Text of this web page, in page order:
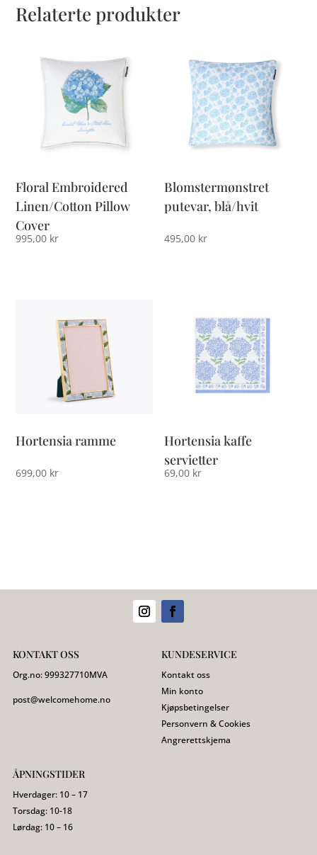
Relaterte produkter
Floral Embroidered
Linen/Cotton Pillow
Cover
995,00 kr
Blomstermønstret
putevar, blå/hvit
495,00 kr
Hortensia ramme
699,00 kr
Hortensia kaffe
servietter
69,00 kr
KONTAKT OSS
Org.no:999327710MVA
post@welcomehome.no
KUNDESERVICE
Kontakt oss
Min konto
Kjøpsbetingelser
Personvern & Cookies
Angrerettskjema
ÅPNINGSTIDER
Hverdager: 10 – 17
Torsdag: 10-18
Lørdag: 10 – 16